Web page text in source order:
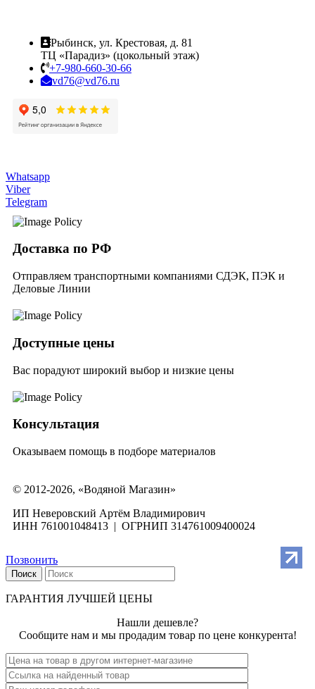
Рыбинск, ул. Крестовая, д. 81
ТЦ «Парадиз» (цокольный этаж)
+7-980-660-30-66
vd76@vd76.ru
Whatsapp
Viber
Telegram
Доставка по РФ
Отправляем транспортными компаниями СДЭК, ПЭК и
Деловые Линии
Доступные цены
Вас порадуют широкий выбор и низкие цены
Консультация
Оказываем помощь в подборе материалов
© 2012-2026, «Водяной Магазин»
ИП Неверовский Артём Владимирович
ИНН 761001048413 | ОГРНИП 314761009400024
Позвонить
Поиск
ГАРАНТИЯ ЛУЧШЕЙ ЦЕНЫ
Нашли дешевле?
Сообщите нам и мы продадим товар по цене конкурента!